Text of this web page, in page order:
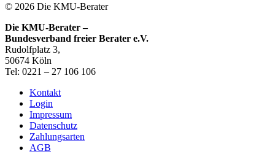
© 2026 Die KMU-Berater
Die KMU-Berater –
Bundesverband freier Berater e.V.
Rudolfplatz 3,
50674 Köln
Tel: 0221 – 27 106 106
Kontakt
Login
Impressum
Datenschutz
Zahlungsarten
AGB